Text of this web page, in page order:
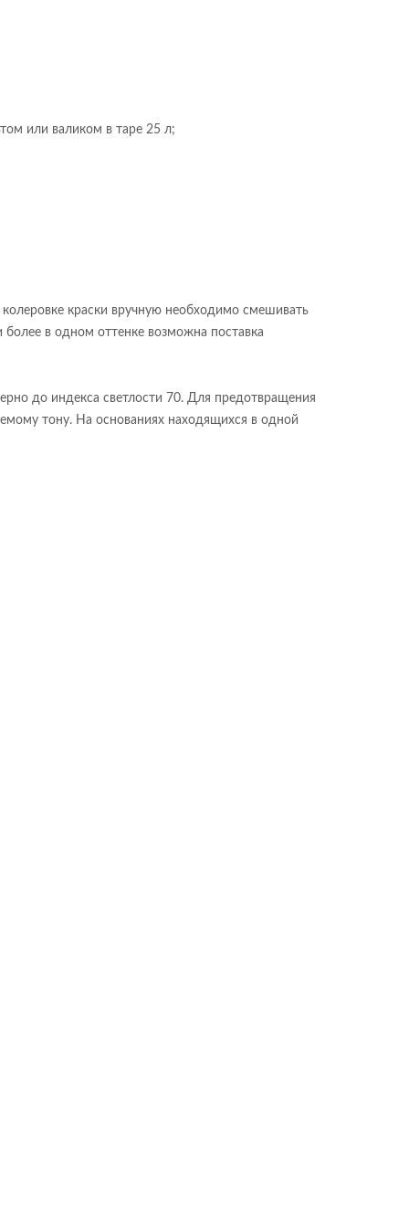
или валиком в таре 25 л;
краски вручную необходимо смешивать
в одном оттенке возможна поставка
до индекса светлости 70. Для предотвращения
тону. На основаниях находящихся в одной